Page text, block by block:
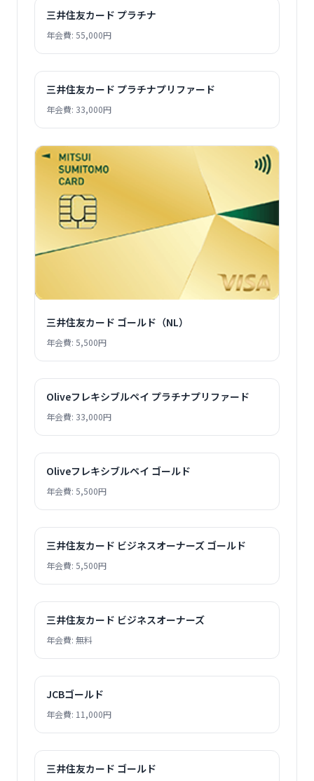
三井住友カード プラチナ
年会費: 55,000円
三井住友カード プラチナプリファード
年会費: 33,000円
三井住友カード ゴールド（NL）
年会費: 5,500円
Oliveフレキシブルペイ プラチナプリファード
年会費: 33,000円
Oliveフレキシブルペイ ゴールド
年会費: 5,500円
三井住友カード ビジネスオーナーズ ゴールド
年会費: 5,500円
三井住友カード ビジネスオーナーズ
年会費: 無料
JCBゴールド
年会費: 11,000円
三井住友カード ゴールド